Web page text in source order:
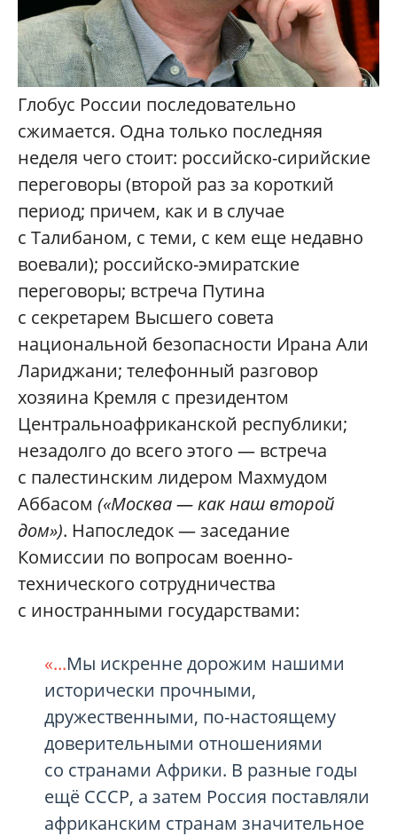
Глобус России последовательно
сжимается. Одна только последняя
неделя чего стоит: российско-сирийские
переговоры (второй раз за короткий
период; причем, как и в случае
с Талибаном, с теми, с кем еще недавно
воевали); российско-эмиратские
переговоры; встреча Путина
с секретарем Высшего совета
национальной безопасности Ирана Али
Лариджани; телефонный разговор
хозяина Кремля с президентом
Центральноафриканской республики;
незадолго до всего этого — встреча
с палестинским лидером Махмудом
Аббасом («Москва — как наш второй
дом»). Напоследок — заседание
Комиссии по вопросам военно-
технического сотрудничества
с иностранными государствами:
«...Мы искренне дорожим нашими
исторически прочными,
дружественными, по-настоящему
доверительными отношениями
со странами Африки. В разные годы
ещё СССР, а затем Россия поставляли
африканским странам значительное